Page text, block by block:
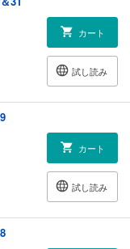
アイドル）
）
×柚乃りか（グラビアア
刊web TVガイド
カート
試し読み
カート
試し読み